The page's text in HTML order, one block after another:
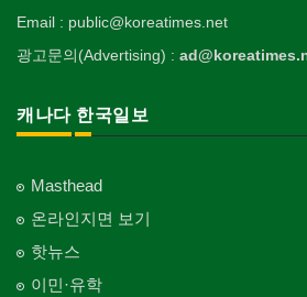
Email : public@koreatimes.net
광고문의(Advertising) :
캐나다 한국일보
Masthead
온라인지면 보기
핫뉴스
이민·유학